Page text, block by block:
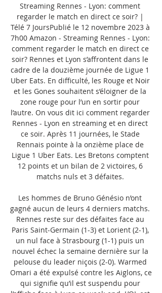
Streaming Rennes - Lyon: comment
regarder le match en direct ce soir? |
Télé 7 JoursPublié le 12 novembre 2023 à
7h00 Amazon - Streaming Rennes - Lyon:
comment regarder le match en direct ce
soir? Rennes et Lyon s’affrontent dans le
cadre de la douzième journée de Ligue 1
Uber Eats. En difficulté, les Rouge et Noir
et les Gones souhaitent s’éloigner de la
zone rouge pour l’un en sortir pour
l’autre. On vous dit ici comment regarder
Rennes - Lyon en streaming et en direct
ce soir. Après 11 journées, le Stade
Rennais pointe à la onzième place de
Ligue 1 Uber Eats. Les Bretons comptent
12 points et un bilan de 2 victoires, 6
matchs nuls et 3 défaites.
Les hommes de Bruno Génésio n’ont
gagné aucun de leurs 4 derniers matchs.
Rennes reste sur des défaites face au
Paris Saint-Germain (1-3) et Lorient (2-1),
un nul face à Strasbourg (1-1) puis un
nouvel échec la semaine dernière sur la
pelouse du leader niçois (2-0). Warmed
Omari a été expulsé contre les Aiglons, ce
qui signifie qu’il est suspendu pour